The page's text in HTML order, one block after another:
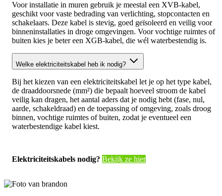
Voor installatie in muren gebruik je meestal een XVB‑kabel,
geschikt voor vaste bedrading van verlichting, stopcontacten en
schakelaars. Deze kabel is stevig, goed geïsoleerd en veilig voor
binneninstallaties in droge omgevingen. Voor vochtige ruimtes of
buiten kies je beter een XGB‑kabel, die wél waterbestendig is.
Welke elektriciteitskabel heb ik nodig?
Bij het kiezen van een elektriciteitskabel let je op het type kabel,
de draaddoorsnede (mm²) die bepaalt hoeveel stroom de kabel
veilig kan dragen, het aantal aders dat je nodig hebt (fase, nul,
aarde, schakeldraad) en de toepassing of omgeving, zoals droog
binnen, vochtige ruimtes of buiten, zodat je eventueel een
waterbestendige kabel kiest.
Elektriciteitskabels nodig? Bekijk ze hier